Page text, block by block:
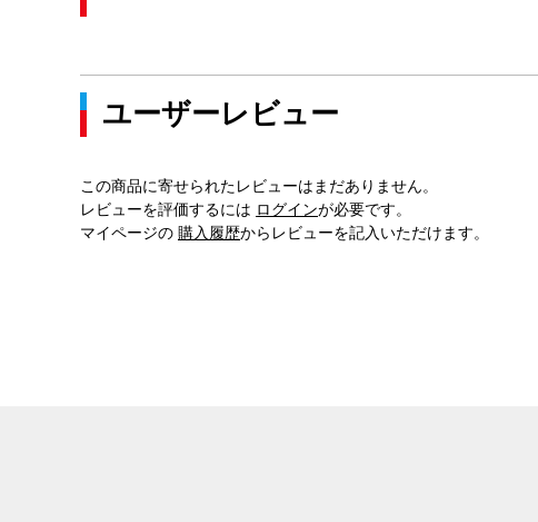
ユーザーレビュー
この商品に寄せられたレビューはまだありません。
レビューを評価するには ログインが必要です。
マイページの 購入履歴からレビューを記入いただけます。